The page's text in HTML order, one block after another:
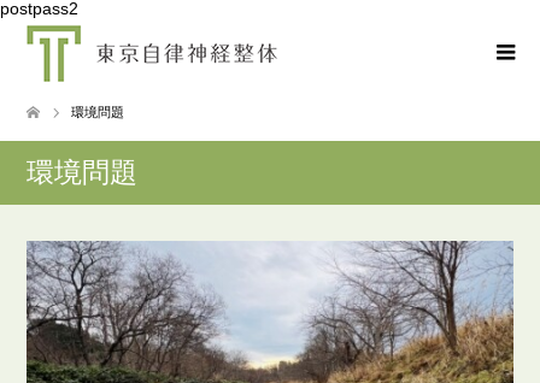
postpass2
環境問題
環境問題